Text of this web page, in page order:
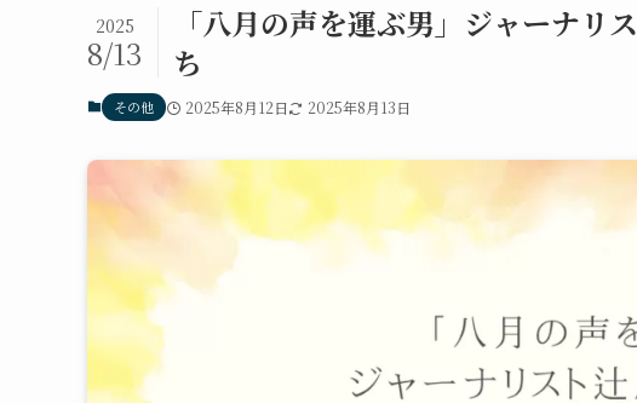
「八月の声を運ぶ男」ジャーナリ
ち
2025
8/13
その他 2025年8月12日 2025年8月13日